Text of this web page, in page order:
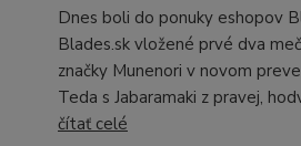
Dnes boli do ponuky eshopov
Blades.sk vložené prvé dva
značky Munenori v novom
Teda s Jabaramaki z pravej,
čítať celé